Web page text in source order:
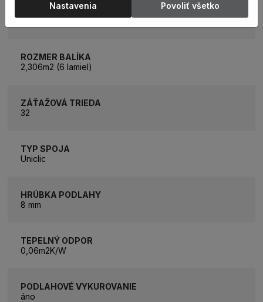
ROZMER LAMELY
1380 X 278,5mm
ROZMER BALÍKA
2,306m2 (6 lamiel)
ZÁŤAŽOVÁ TRIEDA
32
TYP SPOJA
Uniclic
HRÚBKA PODLAHY
8 mm
TEPELNÝ ODPOR
0,06m2K/W
PODLAHOVÉ VYKUROVANIE
áno
Nastavenia Povoliť všetko